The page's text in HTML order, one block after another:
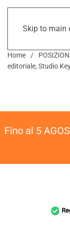
Skip to main
Home
editoriale, Studio
Fino al 5